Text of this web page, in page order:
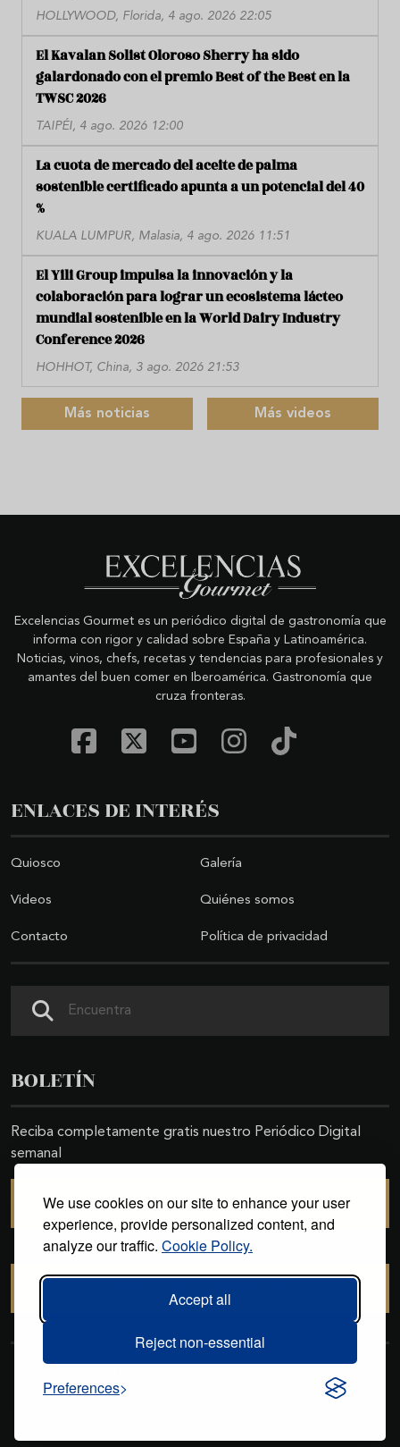
We use cookies on our site to enhance your user
experience, provide personalized content, and
analyze our traffic. Cookie Policy.
Accept all
Reject non-essential
Preferences
HOLLYWOOD, Florida, 4 ago. 2026 22:05
El Kavalan Solist Oloroso Sherry ha sido
galardonado con el premio Best of the Best en la
TWSC 2026
TAIPÉI, 4 ago. 2026 12:00
La cuota de mercado del aceite de palma
sostenible certificado apunta a un potencial del 40
%
KUALA LUMPUR, Malasia, 4 ago. 2026 11:51
El Yili Group impulsa la innovación y la
colaboración para lograr un ecosistema lácteo
mundial sostenible en la World Dairy Industry
Conference 2026
HOHHOT, China, 3 ago. 2026 21:53
Más noticias Más videos
Excelencias Gourmet es un periódico digital de gastronomía que
informa con rigor y calidad sobre España y Latinoamérica.
Noticias, vinos, chefs, recetas y tendencias para profesionales y
amantes del buen comer en Iberoamérica. Gastronomía que
cruza fronteras.
ENLACES DE INTERÉS
Quiosco Galería
Videos Quiénes somos
Contacto Política de privacidad
BOLETÍN
Reciba completamente gratis nuestro Periódico Digital
semanal
SUSCRIBIRSE
reservados. Desarrollado por
.